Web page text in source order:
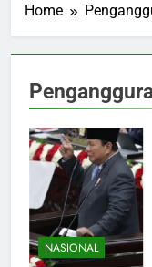
Home
NASIONAL